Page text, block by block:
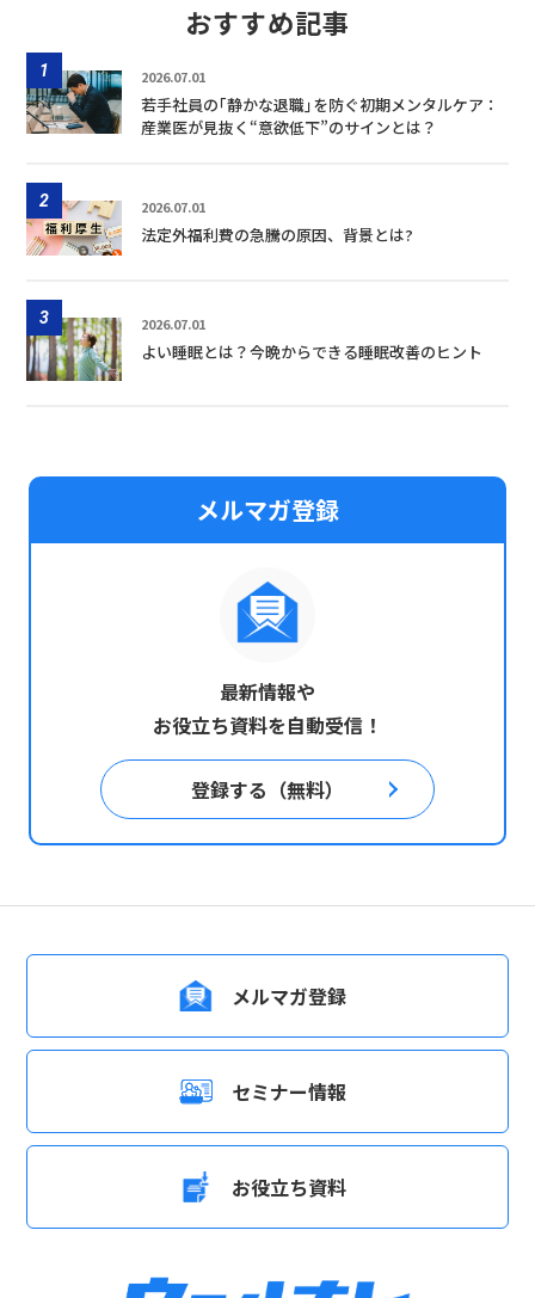
おすすめ記事
1 2026.07.01
若手社員の｢静かな退職｣を防ぐ初期メンタルケア：
産業医が見抜く“意欲低下”のサインとは？
2 2026.07.01
法定外福利費の急騰の原因、背景とは?
3 2026.07.01
よい睡眠とは？今晩からできる睡眠改善のヒント
メルマガ登録
最新情報や
お役立ち資料を自動受信！
登録する（無料）
メルマガ登録
セミナー情報
お役立ち資料